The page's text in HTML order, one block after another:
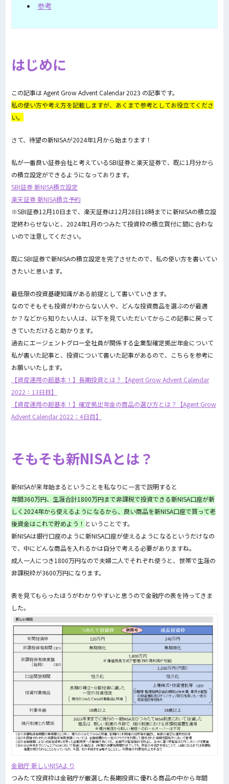
参考
はじめに
この記事は Agent Grow Advent Calendar 2023 の記事です。
私の使い方や考え方を記載しますが、あくまで参考としてお役立てくださ
い。
さて、待望の新NISAが2024年1月から始まります！
私が一番良い証券会社と考えているSBI証券と楽天証券で、既に1月分から
の積立設定ができるようになっております。
SBI証券 新NISA積立設定
楽天証券 新NISA積立予約
※SBI証券12月10日まで、楽天証券は12月28日18時までに新NISAの積立設
定終わらせないと、2024年1月のつみたて投資枠の積立買付に間に合わな
いので注意してください。
既にSBI証券で新NISAの積立設定を完了させたので、私の使い方を書いてい
きたいと思います。
最低限の投資基礎知識がある前提として書いていきます。
なのでそもそも投資がわからない人や、どんな投資商品を選ぶのが最適
か？などから知りたい人は、以下を見ていただいてからこの記事に戻って
きていただけると助かります。
過去にエージェントグロー全社員が関係する企業型確定拠出年金について
私が書いた記事と、投資について書いた記事があるので、こちらを参考に
お願いいたします。
【資産運用の超基本！】長期投資とは？【Agent Grow Advent Calendar
2022：13日目】
【資産運用の超基本！】確定拠出年金の商品の選び方とは？【Agent Grow
Advent Calendar 2022：4日目】
そもそも新NISAとは？
新NISAが来年始まるということを私なりに一言で説明すると
年間360万円、生涯合計1800万円まで非課税で投資できる新NISA口座が新
しく2024年から使えるようになるから、良い商品を新NISA口座で買って老
後資金はこれで貯めよう！ ということです。
新NISAは銀行口座のように新NISA口座が使えるようになるというだけなの
で、中にどんな商品を入れるかは自分で考える必要がありますね。
成人一人につき1800万円なので夫婦二人でそれぞれ使うと、世帯で生涯の
非課税枠が3600万円になります。
表を見てもらったほうがわかりやすいと思うので金融庁の表を持ってきま
した。
金融庁 新しいNISAより
つみたて投資枠は金融庁が厳選した長期投資に優れる商品の中から年間